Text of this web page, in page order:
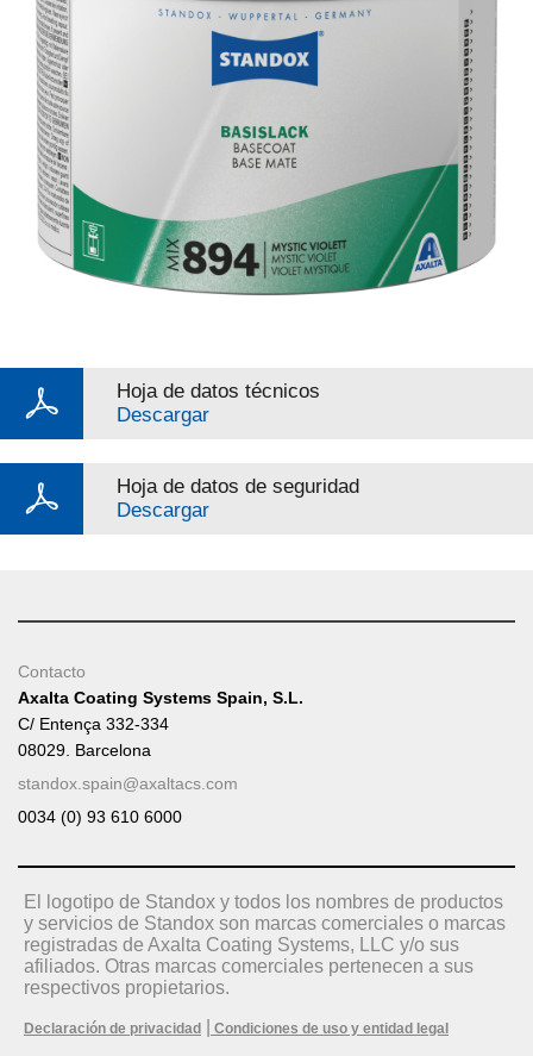
Hoja de datos técnicos
Descargar
Hoja de datos de seguridad
Descargar
Contacto
Axalta Coating Systems Spain, S.L.
C/ Entença 332-334
08029. Barcelona
standox.spain@axaltacs.com
0034 (0) 93 610 6000
El logotipo de Standox y todos los nombres de productos
y servicios de Standox son marcas comerciales o marcas
registradas de Axalta Coating Systems, LLC y/o sus
afiliados. Otras marcas comerciales pertenecen a sus
respectivos propietarios.
Declaración de privacidad Condiciones de uso y entidad legal